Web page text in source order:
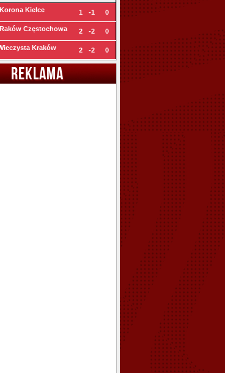
Korona Kielce 1 -1 0
Raków Częstochowa 2 -2 0
Kraków 2 -2 0
REKLAMA